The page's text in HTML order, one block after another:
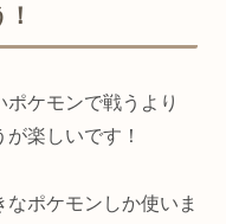
ケモンで戦うより
楽しいです！
ポケモンしか使いま